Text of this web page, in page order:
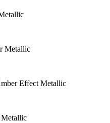
Metallic
Effect Metallic